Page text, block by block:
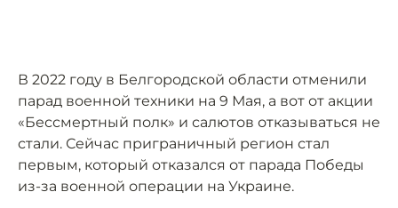
В 2022 году в Белгородской области отменили
парад военной техники на 9 Мая, а вот от акции
«Бессмертный полк» и салютов отказываться не
стали. Сейчас приграничный регион стал
первым, который отказался от парада Победы
из-за военной операции на Украине.